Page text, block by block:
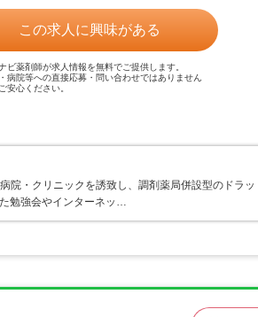
この求人に興味がある
ビ薬剤師が求人情報を無料でご提供します。
病院等への直接応募・問い合わせではありません
安心ください。
院・クリニックを誘致し、調剤薬局併設型のドラッ
勉強会やインターネッ…